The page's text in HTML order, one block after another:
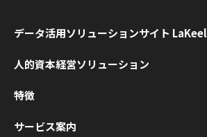
データ活用ソリューションサイト LaKeel
人的資本経営ソリューション
特徴
サービス案内